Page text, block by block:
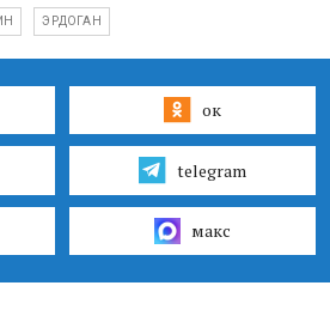
ЭРДОГАН
ок
telegram
макс